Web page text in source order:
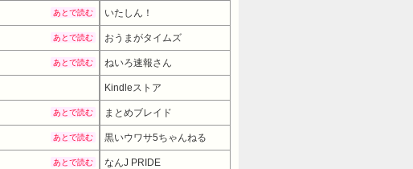
あとで読む いたしん！
あとで読む おうまがタイムズ
あとで読む ねいろ速報さん
Kindleストア
あとで読む まとめブレイド
あとで読む 黒いウワサ5ちゃんねる
あとで読む なんJ PRIDE